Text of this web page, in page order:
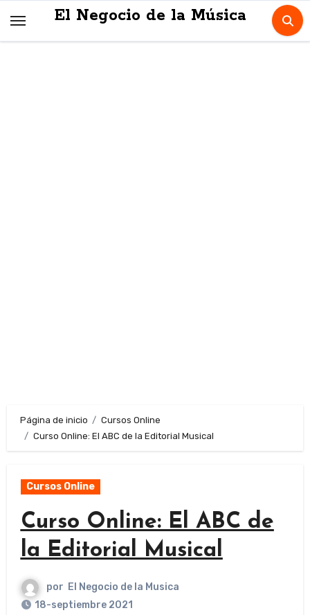
El Negocio de la Música
Página de inicio
Cursos Online
Curso Online: El ABC de la Editorial Musical
Cursos Online
Curso Online: El ABC de
la Editorial Musical
por El Negocio de la Musica
18-septiembre 2021